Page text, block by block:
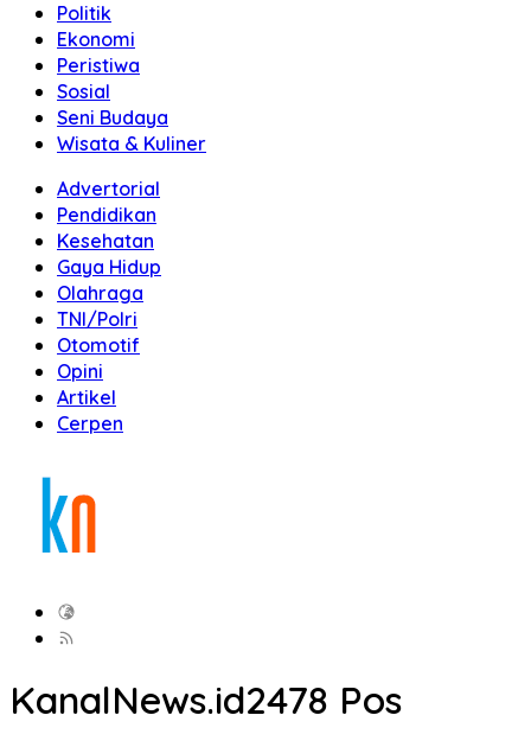
Politik
Ekonomi
Peristiwa
Sosial
Seni Budaya
Wisata & Kuliner
Advertorial
Pendidikan
Kesehatan
Gaya Hidup
Olahraga
TNI/Polri
Otomotif
Opini
Artikel
Cerpen
KanalNews.id2478 Pos